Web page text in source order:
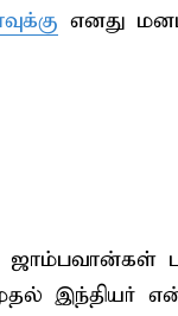
எனது
இந்தியர்